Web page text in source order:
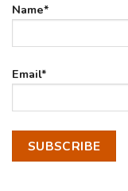
Name*
Email*